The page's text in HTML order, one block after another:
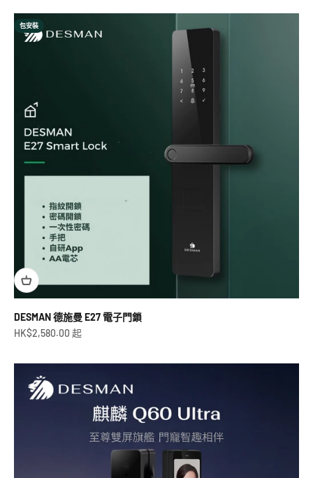
包安裝
DESMAN 德施曼 E27 電子門鎖
促銷價
HK$2,580.00 起